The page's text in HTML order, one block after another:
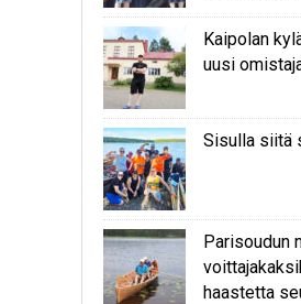
Kaipolan
uusi
Sisulla siitä
Parisoudun
haastetta